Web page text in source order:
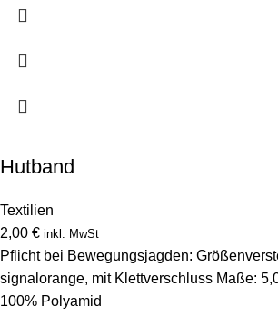
Hutband
Textilien
2,00 € inkl. MwSt
Pflicht bei Bewegungsjagden:
signalorange, mit Klettverschluss Maße:
100% Polyamid